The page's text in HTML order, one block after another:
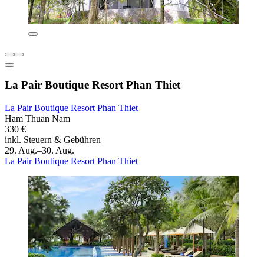
La Pair Boutique Resort Phan Thiet
La Pair Boutique Resort Phan Thiet
Ham Thuan Nam
330 €
inkl. Steuern & Gebühren
29. Aug.–30. Aug.
La Pair Boutique Resort Phan Thiet